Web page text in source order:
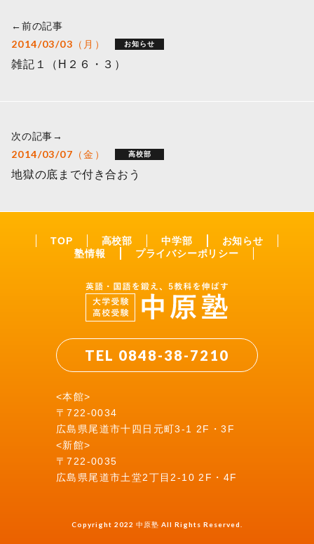
←前の記事
2014/03/03（月） お知らせ
雑記１（H２６・３）
次の記事→
2014/03/07（金） 高校部
地獄の底まで付き合おう
TOP 高校部 中学部
お知らせ
塾情報
プライバシーポリシー
TEL 0848-38-7210
<本館>
〒722-0034
広島県尾道市十四日元町3-1 2F・3F
<新館>
〒722-0035
広島県尾道市土堂2丁目2-10 2F・4F
Copyright 2022 中原塾 All Rights Reserved.